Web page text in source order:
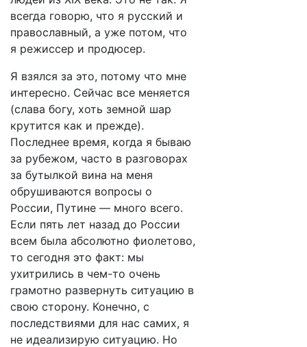
всегда говорю, что я русский и
православный, а уже потом, что
я режиссер и продюсер.
Я взялся за это, потому что мне
интересно. Сейчас все меняется
(слава богу, хоть земной шар
крутится как и прежде).
Последнее время, когда я бываю
за рубежом, часто в разговорах
за бутылкой вина на меня
обрушиваются вопросы о
России, Путине — много всего.
Если пять лет назад до России
всем была абсолютно фиолетово,
то сегодня это факт: мы
ухитрились в чем-то очень
грамотно развернуть ситуацию в
свою сторону. Конечно, с
последствиями для нас самих, я
не идеализирую ситуацию. Но